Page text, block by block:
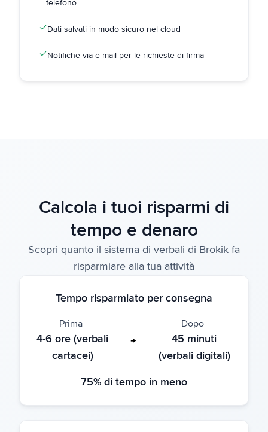
telefono
Dati salvati in modo sicuro nel cloud
Notifiche via e-mail per le richieste di firma
Calcola i tuoi risparmi di
tempo e denaro
Scopri quanto il sistema di verbali di Brokik fa
risparmiare alla tua attività
Tempo risparmiato per consegna
Prima
4-6 ore (verbali
cartacei)
→
Dopo
45 minuti
(verbali digitali)
75% di tempo in meno